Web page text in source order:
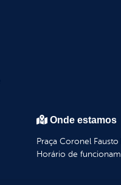
Onde estamos
Praça Coronel
Horário de